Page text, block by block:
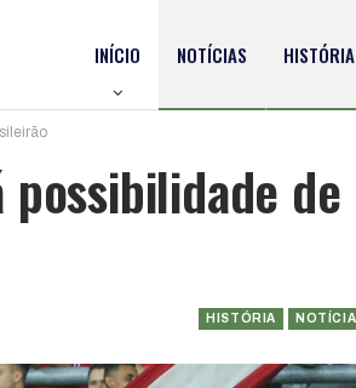
INÍCIO NOTÍCIAS HISTÓRIA
possibilidade de
HISTÓRIA